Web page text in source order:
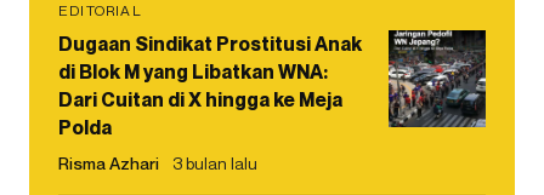
EDITORIAL
Dugaan Sindikat Prostitusi Anak
di Blok M yang Libatkan WNA:
Dari Cuitan di X hingga ke Meja
Polda
Risma Azhari 3 bulan lalu